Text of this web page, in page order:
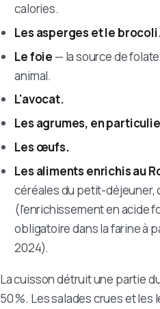
calories.
Les asperges et le
Le foie — la source de
animal.
L'avocat.
Les agrumes, en
Les œufs.
Les aliments enrichis au
céréales du petit-déjeuner,
(l'enrichissement en acide
obligatoire dans la farine à
2024).
La cuisson détruit une partie
50 %. Les salades crues et